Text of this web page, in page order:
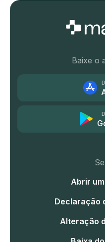
Baixe o
Abrir um
Declaração
Alteração